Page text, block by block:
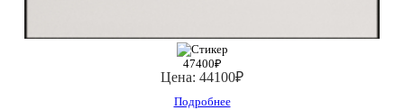
47400₽
Цена: 44100₽
Подробнее